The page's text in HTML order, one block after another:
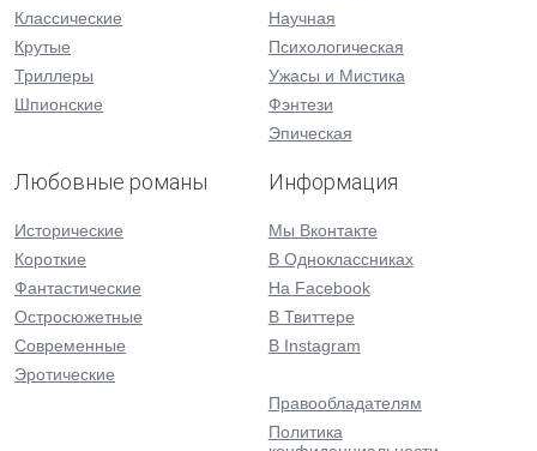
Классические
Крутые
Триллеры
Шпионские
Научная
Психологическая
Ужасы и Мистика
Фэнтези
Эпическая
Любовные романы
Исторические
Короткие
Фантастические
Остросюжетные
Современные
Эротические
Информация
Мы Вконтакте
В Одноклассниках
На Facebook
В Твиттере
В Instagram
Правообладателям
Политика